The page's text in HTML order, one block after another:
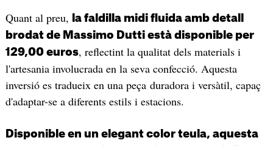
Quant al preu,
la faldilla midi fluida amb detall
brodat de Massimo Dutti està disponible per
129,00 euros, reflectint la qualitat dels materials i
l'artesania involucrada en la seva confecció. Aquesta
inversió es tradueix en una peça duradora i versàtil, capaç
d'adaptar-se a diferents estils i estacions.
Disponible en un elegant color teula, aquesta